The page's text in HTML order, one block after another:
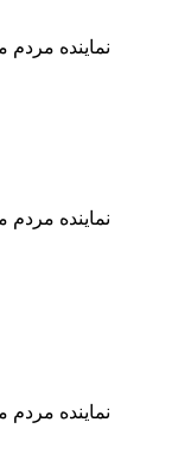
نماینده
نماینده
نماینده